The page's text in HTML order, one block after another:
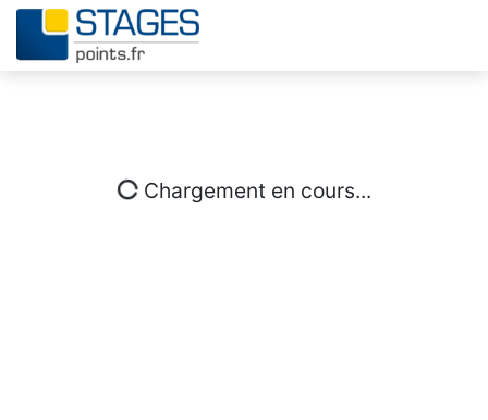
Chargement en cours...